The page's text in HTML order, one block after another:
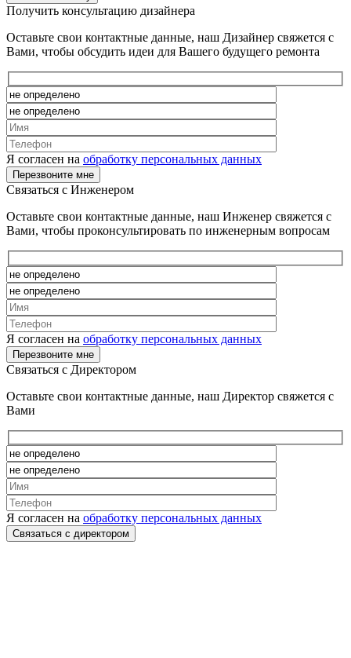
Получить консультацию дизайнера
Оставьте свои контактные данные, наш Дизайнер свяжется с
Вами, чтобы обсудить идеи для Вашего будущего ремонта
Я согласен на обработку персональных данных
Связаться с Инженером
Оставьте свои контактные данные, наш Инженер свяжется с
Вами, чтобы проконсультировать по инженерным вопросам
Я согласен на обработку персональных данных
Связаться с Директором
Оставьте свои контактные данные, наш Директор свяжется с
Вами
Я согласен на обработку персональных данных